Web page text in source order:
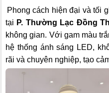
Phong cách hiện đại và tối
tại P. Thường Lạc Đồng
không gian. Với gam màu
hệ thống ánh sáng LED,
rãi và chuyên nghiệp, tạo